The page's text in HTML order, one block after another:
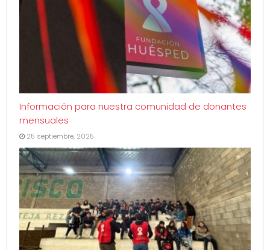
Información para nuestra comunidad de donantes
mensuales
25 septiembre, 2025